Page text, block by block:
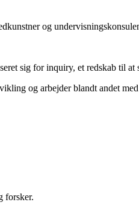
og
sig for inquiry, et redskab til
og arbejder blandt andet
forsker.